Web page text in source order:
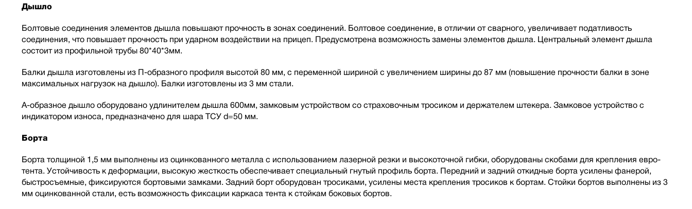
Дышло
Болтовые соединения элементов дышла повышают прочность в зонах соединений. Болтовое соединение, в отличии от сварного, увеличивает податливость
соединения, что повышает прочность при ударном воздействии на прицеп. Предусмотрена возможность замены элементов дышла. Центральный элемент дышла
состоит из профильной трубы 80*40*3мм.
Балки дышла изготовлены из П-образного профиля высотой 80 мм, с переменной шириной с увеличением ширины до 87 мм (повышение прочности балки в зоне
максимальных нагрузок на дышло). Балки изготовлены из 3 мм стали.
А-образное дышло оборудовано удлинителем дышла 600мм, замковым устройством со страховочным тросиком и держателем штекера. Замковое устройство с
индикатором износа, предназначено для шара ТСУ d=50 мм.
Борта
Борта толщиной 1,5 мм выполнены из оцинкованного металла с использованием лазерной резки и высокоточной гибки, оборудованы скобами для крепления евро-
тента. Устойчивость к деформации, высокую жесткость обеспечивает специальный гнутый профиль борта. Передний и задний откидные борта усилены фанерой,
быстросъемные, фиксируются бортовыми замками. Задний борт оборудован тросиками, усилены места крепления тросиков к бортам. Стойки бортов выполнены из 3
мм оцинкованной стали, есть возможность фиксации каркаса тента к стойкам боковых бортов.